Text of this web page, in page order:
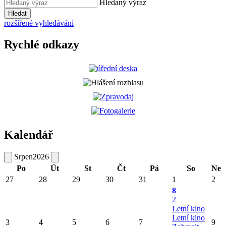
Hledaný výraz
Hledat
rozšířené vyhledávání
Rychlé odkazy
Kalendář
Srpen2026
Po
Út St Čt Pá So
Ne
27
28 29 30 31 1 2
3 4 5 6 7
8
2
Letní kino
Letní kino
9